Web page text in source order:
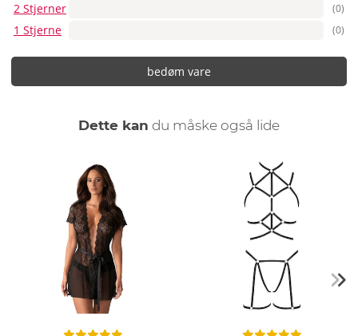
2 Stjerner (0)
1 Stjerne (0)
bedøm vare
Dette kan du måske også lide